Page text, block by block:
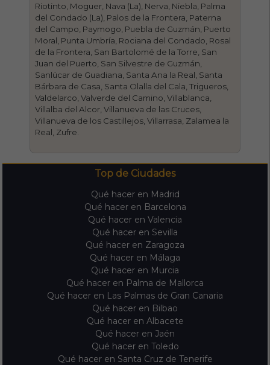
Riotinto, Moguer, Nava (La), Nerva, Niebla, Palma
del Condado (La), Palos de la Frontera, Paterna
del Campo, Paymogo, Puebla de Guzmán, Puerto
Moral, Punta Umbría, Rociana del Condado, Rosal
de la Frontera, San Bartolomé de la Torre, San
Juan del Puerto, San Silvestre de Guzmán,
Sanlúcar de Guadiana, Santa Ana la Real, Santa
Bárbara de Casa, Santa Olalla del Cala, Trigueros,
Valdelarco, Valverde del Camino, Villablanca,
Villalba del Alcor, Villanueva de las Cruces,
Villanueva de los Castillejos, Villarrasa, Zalamea la
Real, Zufre.
Top de Ciudades
Qué hacer en Madrid
Qué hacer en Barcelona
Qué hacer en Valencia
Qué hacer en Sevilla
Qué hacer en Zaragoza
Qué hacer en Málaga
Qué hacer en Murcia
Qué hacer en Palma de Mallorca
Qué hacer en Las Palmas de Gran Canaria
Qué hacer en Bilbao
Qué hacer en Albacete
Qué hacer en Jaén
Qué hacer en Toledo
Qué hacer en Santa Cruz de Tenerife